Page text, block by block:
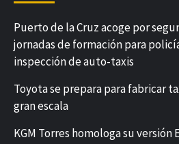
Puerto de la Cruz acoge por
jornadas de formación para
inspección de auto-taxis
Toyota se prepara para fabricar
gran escala
KGM Torres homologa su versión